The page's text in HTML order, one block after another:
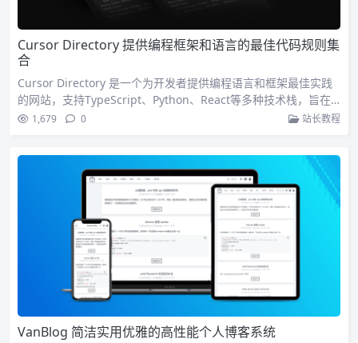
Cursor Directory 提供编程框架和语言的最佳代码规则集
合
Cursor Directory 是一个为开发者提供编程语言和框架最佳实践
的网站，支持TypeScript、Python、React等多种技术栈，旨在
提升代码质量和性能。通过简单的贡献指南和快速开始教程，它
1,679 0 站长教程
VanBlog 简洁实用优雅的高性能个人博客系统